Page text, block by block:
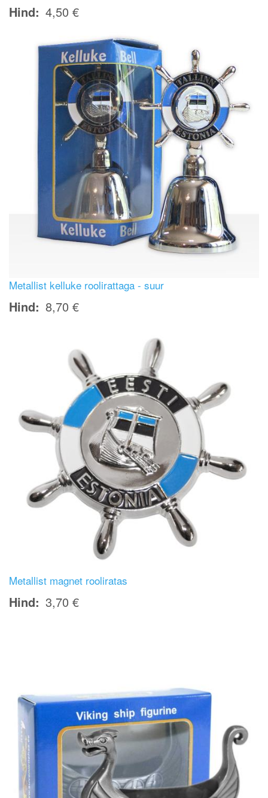
Hind 4,50 €
Metallist kelluke roolirattaga - suur
Hind 8,70 €
Metallist magnet rooliratas
Hind 3,70 €